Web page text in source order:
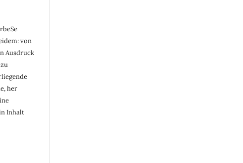
von
Ausdruck
her
Inhalt